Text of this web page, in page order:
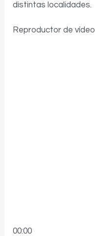
distintas localidades.
Reproductor de vídeo
00:00